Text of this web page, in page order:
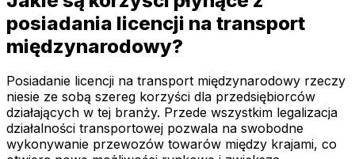
posiadania licencji na transport
międzynarodowy?
Posiadanie licencji na transport międzynarodowy rzeczy
niesie ze sobą szereg korzyści dla przedsiębiorców
działających w tej branży. Przede wszystkim legalizacja
działalności transportowej pozwala na swobodne
wykonywanie przewozów towarów między krajami, co